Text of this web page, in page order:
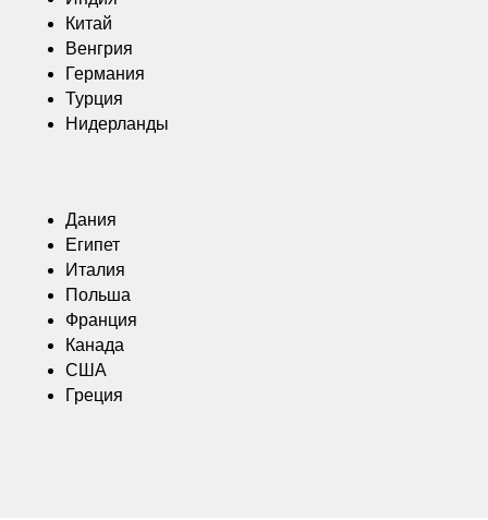
Китай
Венгрия
Германия
Турция
Нидерланды
Дания
Египет
Италия
Польша
Франция
Канада
США
Греция